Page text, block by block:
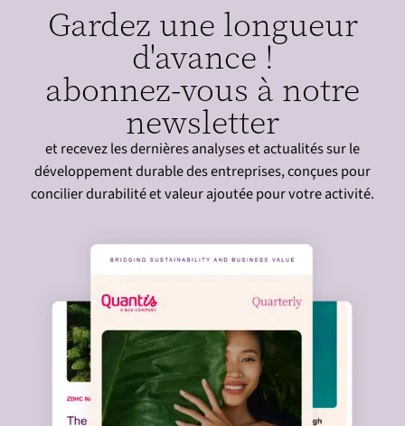
Gardez une longueur
d'avance !
abonnez-vous à notre
newsletter
et recevez les dernières analyses et actualités sur le
développement durable des entreprises, conçues pour
concilier durabilité et valeur ajoutée pour votre activité.